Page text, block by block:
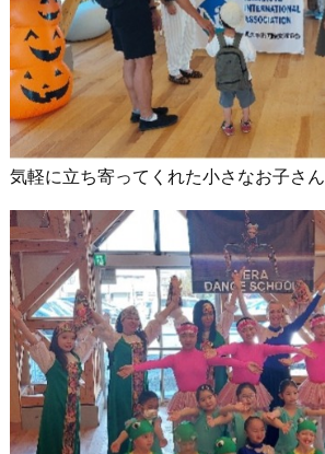
気軽に立ち寄ってくれた小さなお子さん